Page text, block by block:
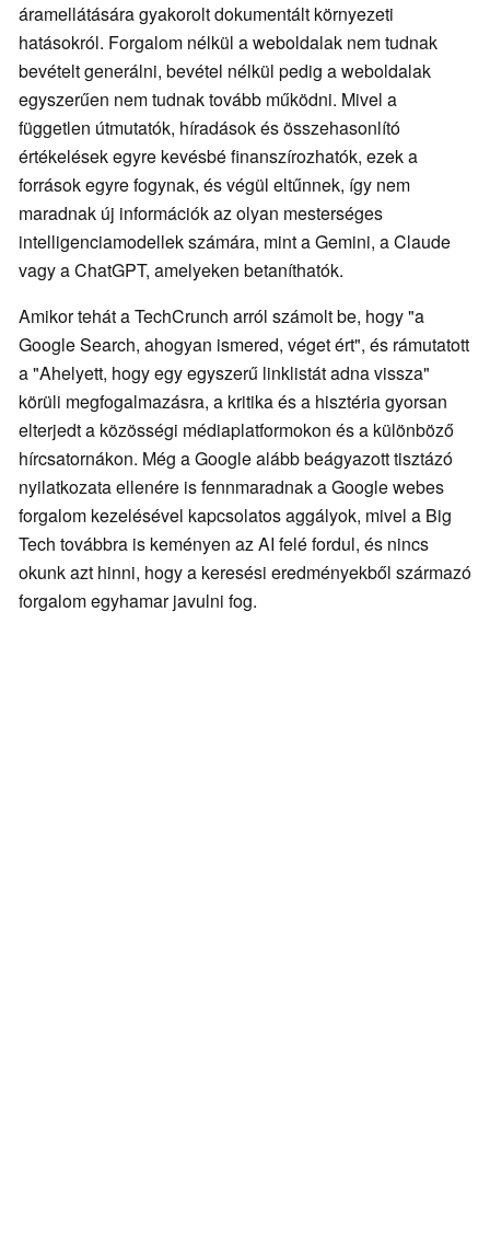
áramellátására gyakorolt dokumentált környezeti
hatásokról. Forgalom nélkül a weboldalak nem tudnak
bevételt generálni, bevétel nélkül pedig a weboldalak
egyszerűen nem tudnak tovább működni. Mivel a
független útmutatók, híradások és összehasonlító
értékelések egyre kevésbé finanszírozhatók, ezek a
források egyre fogynak, és végül eltűnnek, így nem
maradnak új információk az olyan mesterséges
intelligenciamodellek számára, mint a Gemini, a Claude
vagy a ChatGPT, amelyeken betaníthatók.
Amikor tehát a TechCrunch arról számolt be, hogy "a
Google Search, ahogyan ismered, véget ért", és rámutatott
a "Ahelyett, hogy egy egyszerű linklistát adna vissza"
körüli megfogalmazásra, a kritika és a hisztéria gyorsan
elterjedt a közösségi médiaplatformokon és a különböző
hírcsatornákon. Még a Google alább beágyazott tisztázó
nyilatkozata ellenére is fennmaradnak a Google webes
forgalom kezelésével kapcsolatos aggályok, mivel a Big
Tech továbbra is keményen az AI felé fordul, és nincs
okunk azt hinni, hogy a keresési eredményekből származó
forgalom egyhamar javulni fog.